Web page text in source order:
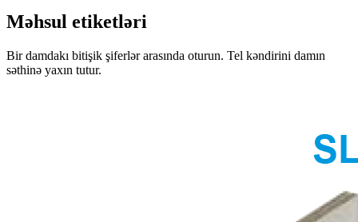
Məhsul etiketləri
Bir damdakı bitişik şiferlər arasında oturun. Tel kəndirini damın
səthinə yaxın tutur.